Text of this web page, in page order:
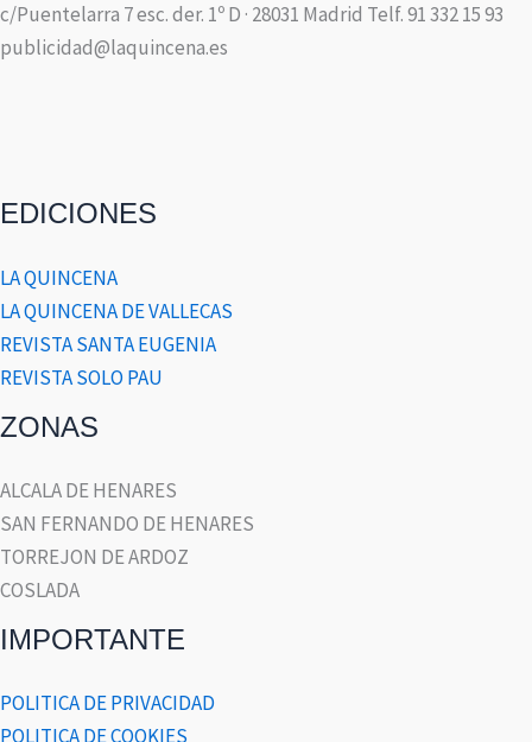
c/Puentelarra 7 esc. der. 1º D · 28031 Madrid Telf. 91 332 15 93
publicidad@laquincena.es
EDICIONES
LA QUINCENA
LA QUINCENA DE VALLECAS
REVISTA SANTA EUGENIA
REVISTA SOLO PAU
ZONAS
ALCALA DE HENARES
SAN FERNANDO DE HENARES
TORREJON DE ARDOZ
COSLADA
IMPORTANTE
POLITICA DE PRIVACIDAD
POLITICA DE COOKIES